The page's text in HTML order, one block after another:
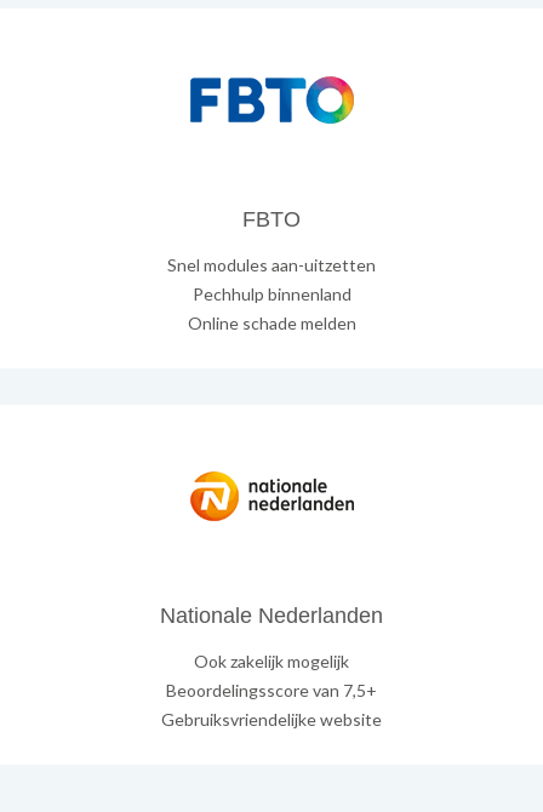
FBTO
Snel modules aan-uitzetten
Pechhulp binnenland
Online schade melden
Nationale Nederlanden
Ook zakelijk mogelijk
Beoordelingsscore van 7,5+
Gebruiksvriendelijke website